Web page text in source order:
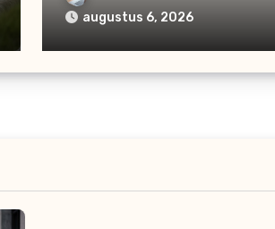
augustus 6, 2026